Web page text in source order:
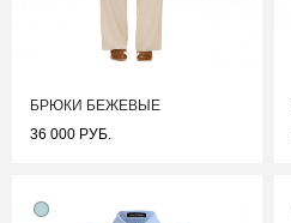
БРЮКИ БЕЖЕВЫЕ
36 000 РУБ.